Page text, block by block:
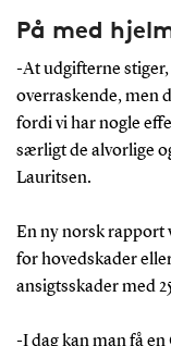
På med
-At udgifterne
overraskende, men
fordi vi har nogle
særligt de alvorlige
Lauritsen.
En ny norsk rapport
for hovedskader
ansigtsskader med
-I dag kan man få